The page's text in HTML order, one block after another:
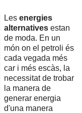
Les energies
alternatives estan
de moda. En un
món on el petroli és
cada vegada més
car i més escàs, la
necessitat de trobar
la manera de
generar energia
d'una manera